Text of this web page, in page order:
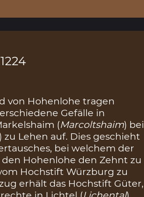
von Hohenlohe tragen
Gefälle in
(Marcoltshaim) bei
zu Lehen auf. Dies geschieht
bei welchem der
Hohenlohe den Zehnt zu
Hochstift Würzburg zu
erhält das Hochstift Güter,